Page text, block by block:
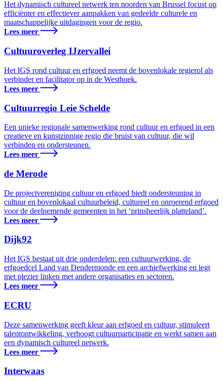
Het dynamisch cultureel netwerk ten noorden van Brussel focust op
efficiënter en effectiever aanpakken van gedeelde culturele en
maatschappelijke uitdagingen voor de regio.
Lees meer
Cultuuroverleg IJzervallei
Het IGS rond cultuur en erfgoed neemt de bovenlokale regierol als
verbinder en facilitator op in de Westhoek.
Lees meer
Cultuurregio Leie Schelde
Een unieke regionale samenwerking rond cultuur en erfgoed in een
creatieve en kunstzinnige regio die bruist van cultuur, die wil
verbinden en ondersteunen.
Lees meer
de Merode
De projectvereniging cultuur en erfgoed biedt ondersteuning in
cultuur en bovenlokaal cultuurbeleid, cultureel en onroerend erfgoed
voor de deelnemende gemeenten in het ‘prinsheerlijk platteland’.
Lees meer
Dijk92
Het IGS bestaat uit drie onderdelen: een cultuurwerking, de
erfgoedcel Land van Dendermonde en een archiefwerking en legt
met plezier linken met andere organisaties en sectoren.
Lees meer
ECRU
Deze samenwerking geeft kleur aan erfgoed en cultuur, stimuleert
talentontwikkeling, verhoogt cultuurparticipatie en werkt samen aan
een dynamisch cultureel netwerk.
Lees meer
Interwaas